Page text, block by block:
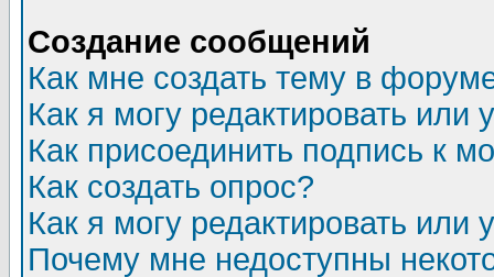
Создание сообщений
Как мне создать тему в
Как я могу редактировать или
Как присоединить подпись к
Как создать опрос?
Как я могу редактировать или
Почему мне недоступны